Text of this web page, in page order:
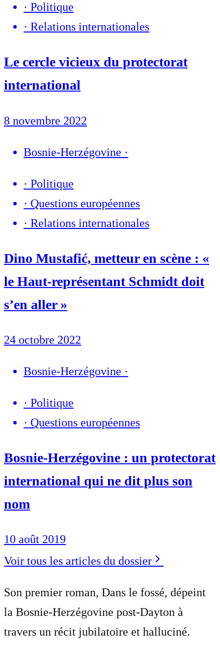
· Politique
· Relations internationales
Le cercle vicieux du protectorat
international
8 novembre 2022
Bosnie-Herzégovine ·
· Politique
· Questions européennes
· Relations internationales
Dino Mustafić, metteur en scène : «
le Haut-représentant Schmidt doit
s’en aller »
24 octobre 2022
Bosnie-Herzégovine ·
· Politique
· Questions européennes
Bosnie-Herzégovine : un protectorat
international qui ne dit plus son
nom
10 août 2019
Voir tous les articles du dossier
Son premier roman, Dans le fossé, dépeint
la Bosnie-Herzégovine post-Dayton à
travers un récit jubilatoire et halluciné.